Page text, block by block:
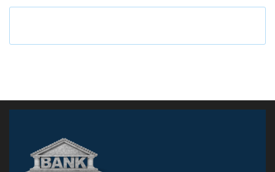
Что будет с наличными деньгами при цифровом